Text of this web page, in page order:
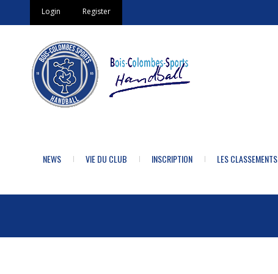
Login Register
NEWS VIE DU CLUB INSCRIPTION LES CLASSEMENTS